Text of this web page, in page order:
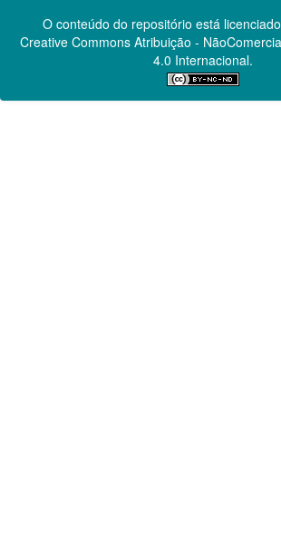
O conteúdo do repositório está
Creative CommonsAtribuição -
4.0 Internacional.